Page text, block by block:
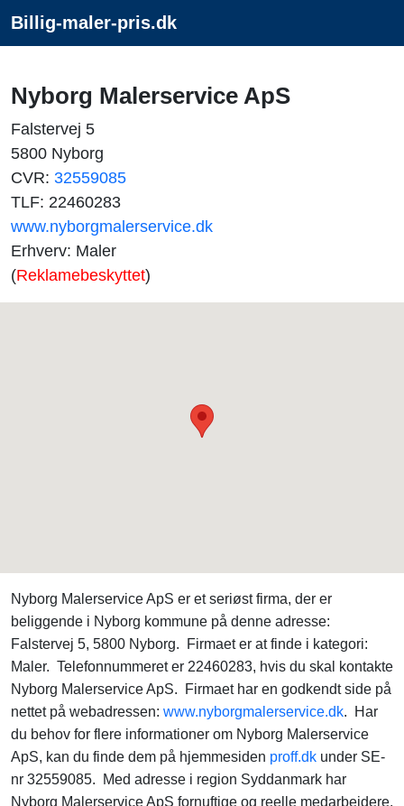
Billig-maler-pris.dk
Nyborg Malerservice ApS
Falstervej 5
5800 Nyborg
CVR: 32559085
TLF: 22460283
www.nyborgmalerservice.dk
Erhverv: Maler
(Reklamebeskyttet)
Nyborg Malerservice ApS er et seriøst firma, der er
beliggende i Nyborg kommune på denne adresse:
Falstervej 5, 5800 Nyborg. Firmaet er at finde i kategori:
Maler. Telefonnummeret er 22460283, hvis du skal kontakte
Nyborg Malerservice ApS. Firmaet har en godkendt side på
nettet på webadressen: www.nyborgmalerservice.dk. Har
du behov for flere informationer om Nyborg Malerservice
ApS, kan du finde dem på hjemmesiden proff.dk under SE-
nr 32559085. Med adresse i region Syddanmark har
Nyborg Malerservice ApS fornuftige og reelle medarbejdere,